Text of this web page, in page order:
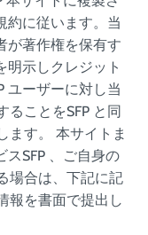
約に従います。当
が著作権を保有す
明示しクレジット
ユーザーに対し当
ることをSFP と同
ます。 本サイトま
スSFP 、ご自身の
場合は、下記に記
報を書面で提出し